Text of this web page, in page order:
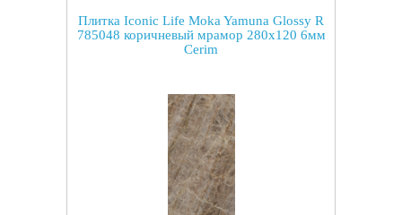
Плитка Iconic Life Moka Yamuna Glossy R
785048 коричневый мрамор 280x120 6мм
Cerim